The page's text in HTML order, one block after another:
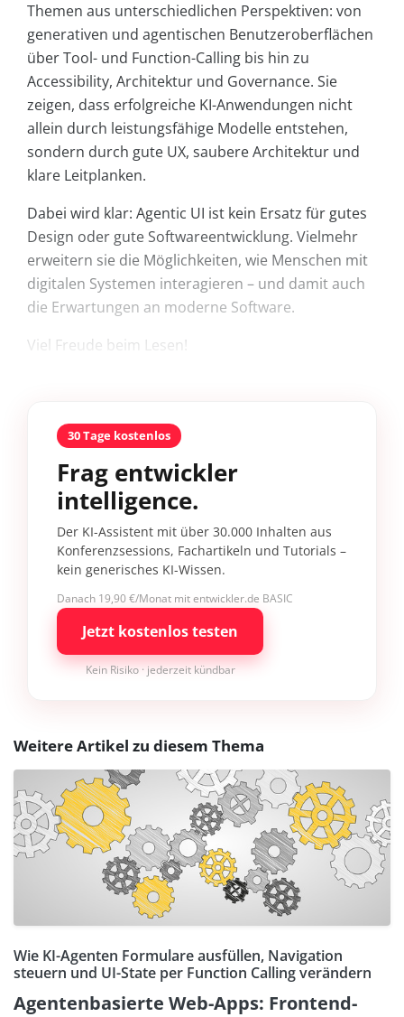
Themen aus unterschiedlichen Perspektiven: von
generativen und agentischen Benutzeroberflächen
über Tool- und Function-Calling bis hin zu
Accessibility, Architektur und Governance. Sie
zeigen, dass erfolgreiche KI-Anwendungen nicht
allein durch leistungsfähige Modelle entstehen,
sondern durch gute UX, saubere Architektur und
klare Leitplanken.
Dabei wird klar: Agentic UI ist kein Ersatz für gutes
Design oder gute Softwareentwicklung. Vielmehr
erweitern sie die Möglichkeiten, wie Menschen mit
digitalen Systemen interagieren – und damit auch
die Erwartungen an moderne Software.
Viel Freude beim Lesen!
30 Tage kostenlos
Frag entwickler
intelligence.
Der KI-Assistent mit über 30.000 Inhalten aus
Konferenzsessions, Fachartikeln und Tutorials –
kein generisches KI-Wissen.
Danach 19,90 €/Monat mit entwickler.de BASIC
Jetzt kostenlos testen
Kein Risiko · jederzeit kündbar
Weitere Artikel zu diesem Thema
Wie KI-Agenten Formulare ausfüllen, Navigation
steuern und UI-State per Function Calling verändern
Agentenbasierte Web-Apps: Frontend-